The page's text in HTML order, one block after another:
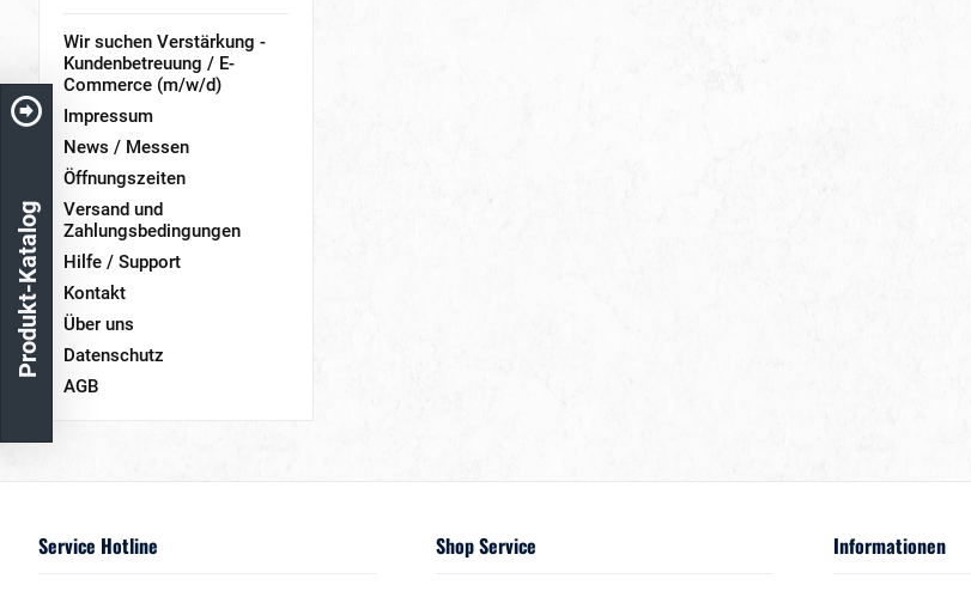
Wir suchen Verstärkung -
Kundenbetreuung / E-
Commerce (m/w/d)
Impressum
News / Messen
Öffnungszeiten
Versand und
Zahlungsbedingungen
Hilfe / Support
Kontakt
Über uns
Datenschutz
AGB
Service Hotline Shop Service Informationen
Produkt-Katalog